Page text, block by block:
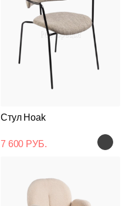
Стул Hoak
7 600 РУБ.